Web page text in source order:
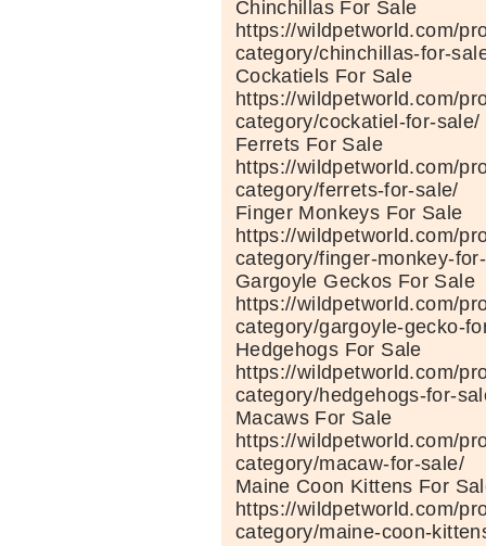
Chinchillas For Sale
https://wildpetworld.com/
category/chinchillas-for-
Cockatiels For Sale
https://wildpetworld.com/
category/cockatiel-for-sale/
Ferrets For Sale
https://wildpetworld.com/
category/ferrets-for-sale/
Finger Monkeys For Sale
https://wildpetworld.com/
category/finger-monkey-
Gargoyle Geckos For Sale
https://wildpetworld.com/
category/gargoyle-gecko-
Hedgehogs For Sale
https://wildpetworld.com/
category/hedgehogs-for-
Macaws For Sale
https://wildpetworld.com/
category/macaw-for-sale/
Maine Coon Kittens For
https://wildpetworld.com/
category/maine-coon-